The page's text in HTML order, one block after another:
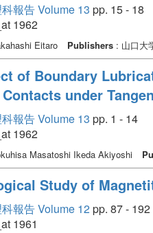
報告 Volume 13 pp. 15 - 18
1962
Eitaro Publishers: 山口大
of Boundary
under
報告 Volume 13 pp. 1 - 14
1962
Masatoshi Ikeda Akiyoshi
Study of
報告 Volume 12pp. 87 - 192
1961